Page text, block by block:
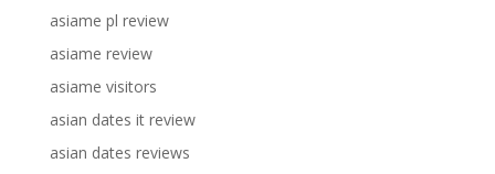
asiame pl review
asiame review
asiame visitors
asian dates it review
asian dates reviews